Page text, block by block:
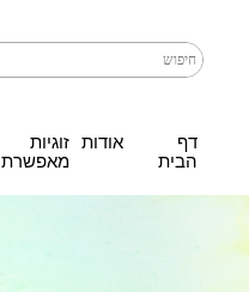
דף
הבית
אודות
זוגיות
מאפשרת